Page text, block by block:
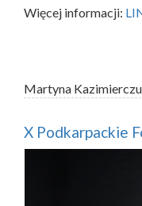
Więcej informacji:
Martyna
X Podkarpackie